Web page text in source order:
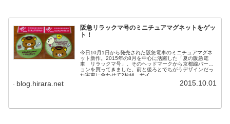
阪急リラックマ号のミニチュアマグネットをゲッ
ト！
今日10月1日から発売された阪急電車のミニチュアマグネ
ット新作。2015年の8月を中心に活躍した「夏の阪急電
車 リラックマ号」。そのヘッドマークから京都線バージ
ョンを買ってきました。前と後ろとでちがうデザインだっ
た実車に合わせて2枚組。サイ...
blog.hirara.net 2015.10.01